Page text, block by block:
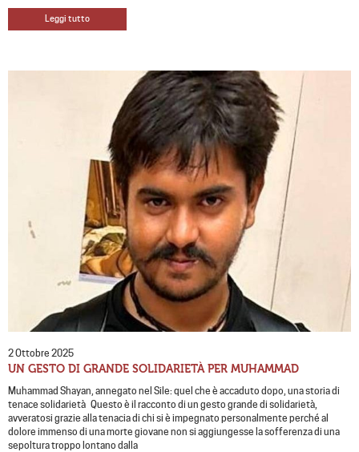
Leggi tutto
2 Ottobre 2025
UN GESTO DI GRANDE SOLIDARIETÀ PER MUHAMMAD
Muhammad Shayan, annegato nel Sile: quel che è accaduto dopo, una storia di
tenace solidarietà Questo è il racconto di un gesto grande di solidarietà,
avveratosi grazie alla tenacia di chi si è impegnato personalmente perché al
dolore immenso di una morte giovane non si aggiungesse la sofferenza di una
sepoltura troppo lontano dalla